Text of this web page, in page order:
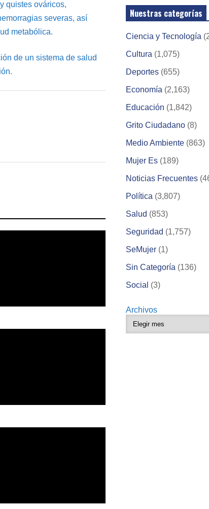
quistes ováricos,
severas, así
metabólica.
de un sistema de salud
Nuestras categorías
Ciencia y Tecnología
Cultura (1,075)
Deportes (655)
Economía (2,163)
Educación (1,842)
Grito Ciudadano (8)
Medio Ambiente (863)
Mujer Es (189)
Noticias Frecuentes
Política (3,807)
Salud (853)
Seguridad (1,757)
SeMujer (1)
Sin Categoría (136)
Social (3)
Archivos